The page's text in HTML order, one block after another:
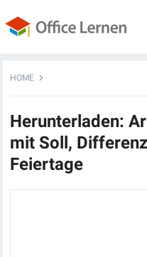
HOME
Herunterladen:
mit Soll,
Feiertage